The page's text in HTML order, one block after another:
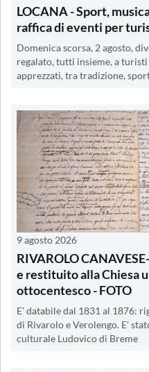
LOCANA - Sport,
raffica di eventi per
Domenica scorsa, 2 agosto,
regalato, tutti insieme, a
apprezzati, tra tradizione,
9 agosto 2026
RIVAROLO
e restituito alla Chiesa
ottocentesco - FOTO
E' databile dal 1831 al 1876:
di Rivarolo e Verolengo. E'
culturale Ludovico di Breme